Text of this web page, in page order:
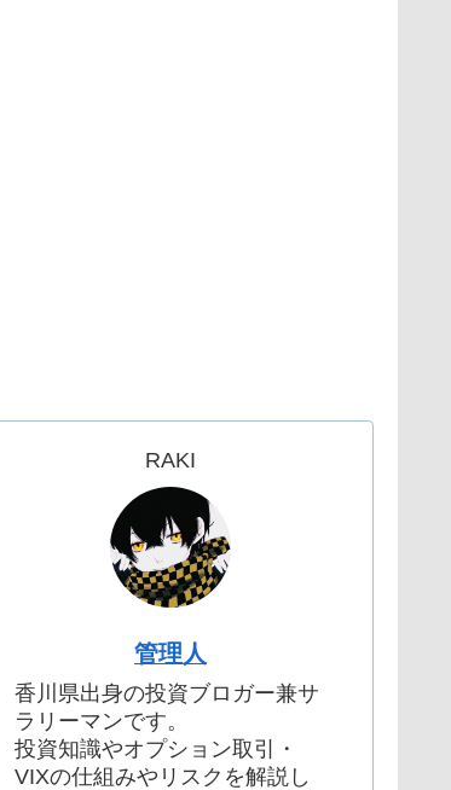
RAKI
管理人
香川県出身の投資ブロガー兼サ
ラリーマンです。
投資知識やオプション取引・
VIXの仕組みやリスクを解説し